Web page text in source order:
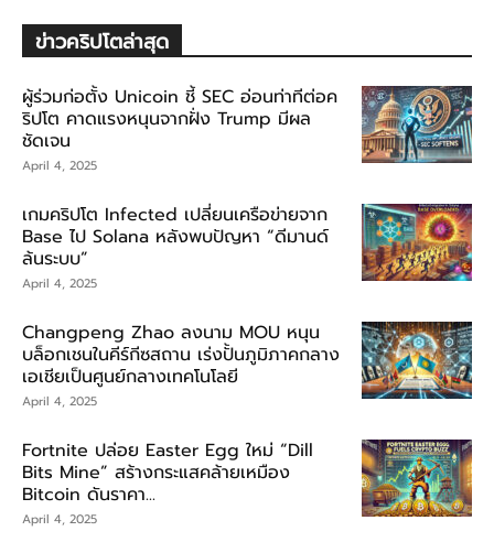
ข่าวคริปโตล่าสุด
ผู้ร่วมก่อตั้ง Unicoin ชี้ SEC อ่อนท่าทีต่อค
ริปโต คาดแรงหนุนจากฝั่ง Trump มีผล
ชัดเจน
April 4, 2025
เกมคริปโต Infected เปลี่ยนเครือข่ายจาก
Base ไป Solana หลังพบปัญหา “ดีมานด์
ล้นระบบ”
April 4, 2025
Changpeng Zhao ลงนาม MOU หนุน
บล็อกเชนในคีร์กีซสถาน เร่งปั้นภูมิภาคกลาง
เอเชียเป็นศูนย์กลางเทคโนโลยี
April 4, 2025
Fortnite ปล่อย Easter Egg ใหม่ “Dill
Bits Mine” สร้างกระแสคล้ายเหมือง
Bitcoin ดันราคา...
April 4, 2025